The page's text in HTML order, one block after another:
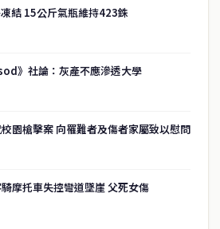
結 15公斤氣瓶維持423銖
》社論：灰產不應滲透大學
園槍擊案 向罹難者及傷者家屬致以慰問
摩托車失控彎道墜崖 父死女傷